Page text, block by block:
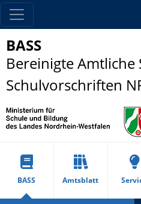
BASS
Bereinigte
Schulvorschriften
BASS Amtsblatt